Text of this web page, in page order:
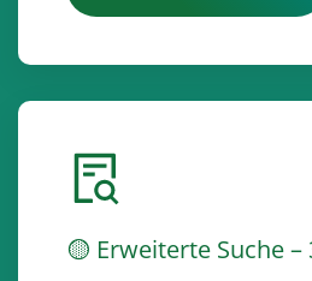
🟡 Erweiterte Suche –